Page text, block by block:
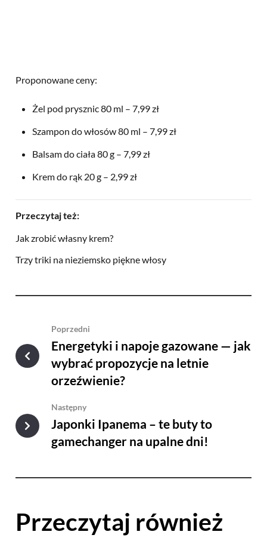
Proponowane ceny:
Żel pod prysznic 80 ml – 7,99 zł
Szampon do włosów 80 ml – 7,99 zł
Balsam do ciała 80 g – 7,99 zł
Krem do rąk 20 g – 2,99 zł
Przeczytaj też:
Jak zrobić własny krem?
Trzy triki na nieziemsko piękne włosy
Poprzedni
Energetyki i napoje gazowane — jak
wybrać propozycje na letnie
orzeźwienie?
Następny
Japonki Ipanema – te buty to
gamechanger na upalne dni!
Przeczytaj również